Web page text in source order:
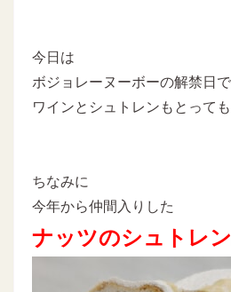
今日は
ボジョレーヌーボーの解禁日
ワインとシュトレンもとって
ちなみに
今年から仲間入りした
ナッツのシュトレン